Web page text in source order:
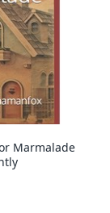
Marmalade